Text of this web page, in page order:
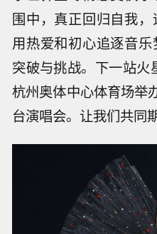
围中，真正回归自我
用热爱和初心追逐音
突破与挑战。下一站
杭州奥体中心体育场举
台演唱会。让我们共同